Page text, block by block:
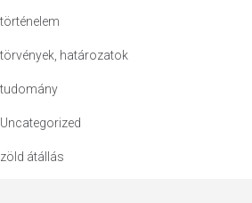
történelem
törvények, határozatok
tudomány
Uncategorized
zöld átállás